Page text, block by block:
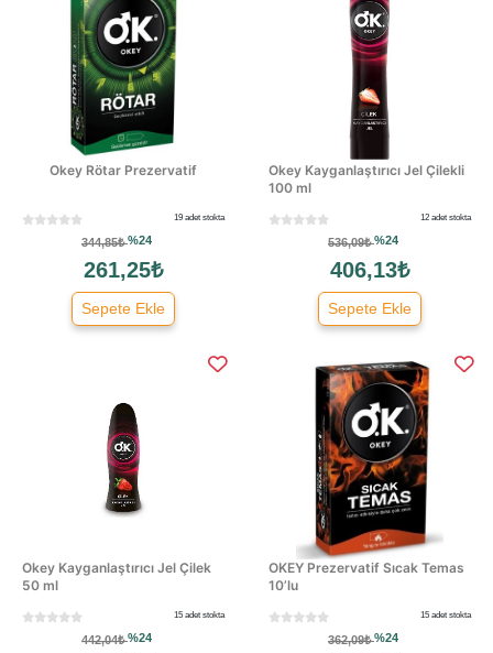
Okey Rötar Prezervatif
19 adet stokta
344,85₺%24
261,25₺
Sepete Ekle
Okey Kayganlaştırıcı Jel Çilekli
100 ml
12 adet stokta
536,09₺%24
406,13₺
Sepete Ekle
Okey Kayganlaştırıcı Jel Çilek
50 ml
15 adet stokta
442,04₺%24
OKEY Prezervatif Sıcak Temas
10’lu
15 adet stokta
362,09₺%24